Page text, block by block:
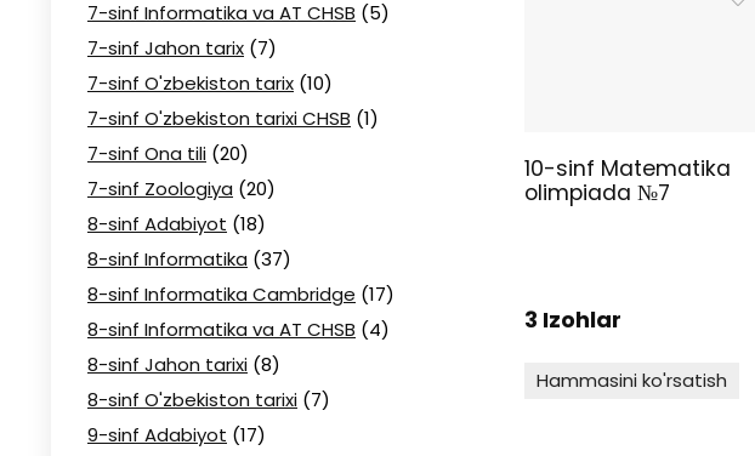
10-sinf Matematika
olimpiada №7
3 Izohlar
Hammasini ko'rsatish
7-sinf Informatika va AT CHSB (5)
7-sinf Jahon tarix (7)
7-sinf O'zbekiston tarix (10)
7-sinf O'zbekiston tarixi CHSB (1)
7-sinf Ona tili (20)
7-sinf Zoologiya (20)
8-sinf Adabiyot (18)
8-sinf Informatika (37)
8-sinf Informatika Cambridge (17)
8-sinf Informatika va AT CHSB (4)
8-sinf Jahon tarixi (8)
8-sinf O'zbekiston tarixi (7)
9-sinf Adabiyot (17)